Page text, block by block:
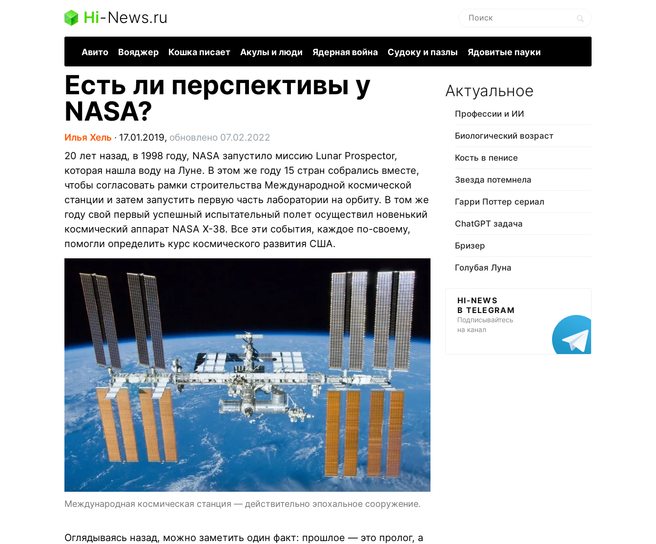
Hi-News.ru
Авито Вояджер Кошка писает Акулы и люди Ядерная война Судоку и пазлы Ядовитые пауки
Есть ли перспективы у
NASA?
Илья Хель ∙ 17.01.2019, обновлено 07.02.2022
20 лет назад, в 1998 году, NASA запустило миссию Lunar Prospector,
которая нашла воду на Луне. В этом же году 15 стран собрались вместе,
чтобы согласовать рамки строительства Международной космической
станции и затем запустить первую часть лаборатории на орбиту. В том же
году свой первый успешный испытательный полет осуществил новенький
космический аппарат NASA X-38. Все эти события, каждое по-своему,
помогли определить курс космического развития США.
Международная космическая станция — действительно эпохальное сооружение.
Оглядываясь назад, можно заметить один факт: прошлое — это пролог, а
Актуальное
Профессии и ИИ
Биологический возраст
Кость в пенисе
Звезда потемнела
Гарри Поттер сериал
ChatGPT задача
Бризер
Голубая Луна
HI-NEWS
В TELEGRAM
Подписывайтесь
на канал